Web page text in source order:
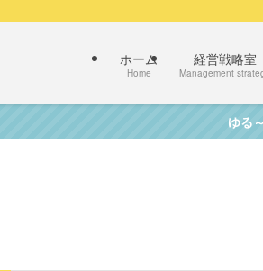
ホーム
Home
経営戦略室
Management
ゆる